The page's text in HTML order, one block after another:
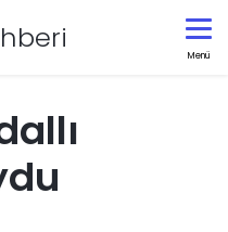
Menü